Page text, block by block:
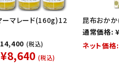
ーマレード(160g)12
(税込)
¥8,640 (税込)
昆布おか
通常価格:
ネット価格: